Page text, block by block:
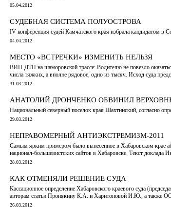
05.04.2012
СУДЕБНАЯ СИСТЕМА ПОЛУОСТРОВА
IV конференция судей Камчатского края избрала кандидатом в
04.04.2012
МЕСТО «ВСТРЕЧКИ» ИЗМЕНИТЬ НЕЛЬЗЯ
ВИП-ДТП на шаморовской трассе: Водителю не повезло
числа тяжких, а вполне рядовое, одно из тысяч. Исход суда
31.03.2012
АНАТОЛИЙ ДРОНЧЕНКО ОБВИНИЛ
Национальный северный поселок края Шахтинский, согласно
29.03.2012
НЕПРАВОМЕРНЫЙ АНТИЭКСТРЕМИЗМ-2011
Самым ярким примером было вынесенное в Хабаровском крае
национал-большевистских сайтов в Хабаровске. Текст доклада
28.03.2012
КАК ОТМЕНЯЛИ РЕШЕНИЕ СУДА
Кассационное определение Хабаровского краевого суда
авторам статьи Пронякину К.А. и Харитоновой И.Ю., а также
26.03.2012